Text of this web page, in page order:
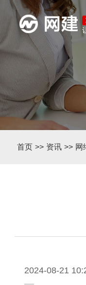
首页 >> 资讯 >> 网
2024-08-21